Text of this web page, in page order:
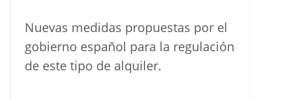
Nuevas medidas propuestas por el
gobierno español para la regulación
de este tipo de alquiler.